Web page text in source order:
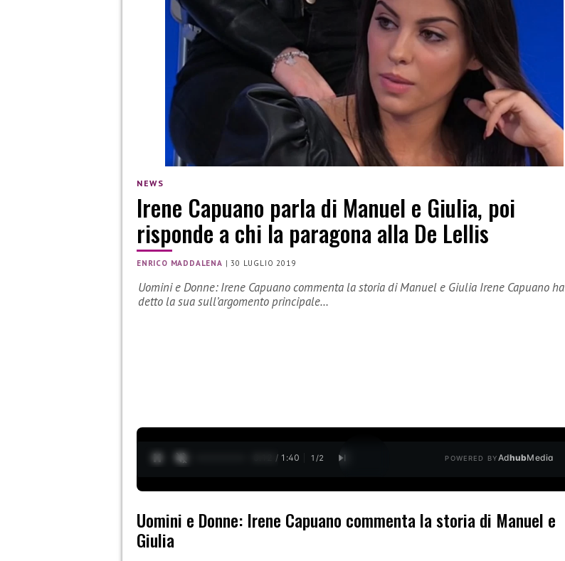
NEWS
Irene Capuano parla di Manuel e Giulia, poi
risponde a chi la paragona alla De Lellis
ENRICO MADDALENA |30 LUGLIO 2019
Uomini e Donne: Irene Capuano commenta la storia di Manuel e Giulia Irene Capuano ha
detto la sua sull’argomento principale…
0:13 / 1:40 1 /2 POWERED BYAdhubMedia
Uomini e Donne: Irene Capuano commenta la storia di Manuel e
Giulia